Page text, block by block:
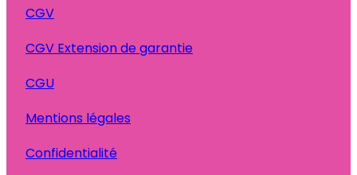
CGV
CGV Extension de garantie
CGU
Mentions légales
Confidentialité